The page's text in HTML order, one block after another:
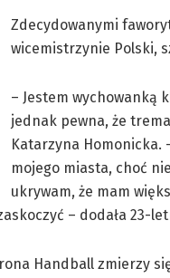
Zdecydowanymi
wicemistrzynie Polski,
– Jestem wychowanką
jednak pewna, że
Katarzyna Homonicka.
mojego miasta, choć
ukrywam, że mam
– dodała
Handball zmierzy